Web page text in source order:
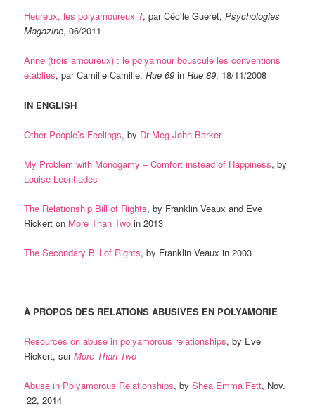
Heureux, les polyamoureux ?, par Cécile Guéret,Psychologies
Magazine, 06/2011
Anne (trois amoureux) : le polyamour bouscule les conventions
établies, par Camille Camille, Rue 69inRue 89, 18/11/2008
IN ENGLISH
Other People’s Feelings, by Dr Meg-John Barker
My Problem with Monogamy – Comfort instead of Happiness, by
Louise Leontiades
The Relationship Bill of Rights, by Franklin Veaux and Eve
Rickert on More Than Two in 2013
The Secondary Bill of Rights, by Franklin Veaux in 2003
À PROPOS DES RELATIONS ABUSIVES EN POLYAMORIE
Resources on abuse in polyamorous relationships, by Eve
Rickert, surMore Than Two
Abuse in Polyamorous Relationships, byShea Emma Fett, Nov.
22, 2014